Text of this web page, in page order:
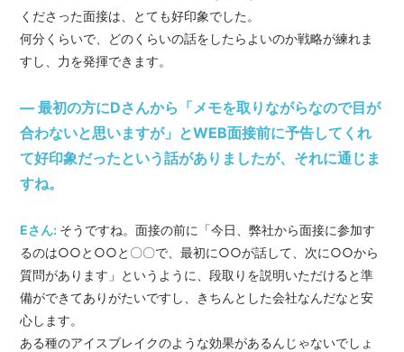
くださった面接は、とても好印象でした。
何分くらいで、どのくらいの話をしたらよいのか戦略が練れま
すし、力を発揮できます。
― 最初の方にDさんから「メモを取りながらなので目が
合わないと思いますが」とWEB面接前に予告してくれ
て好印象だったという話がありましたが、それに通じま
すね。
Eさん: そうですね。面接の前に「今日、弊社から面接に参加す
るのは○○と○○と〇〇で、最初に○○が話して、次に○○から
質問があります」というように、段取りを説明いただけると準
備ができてありがたいですし、きちんとした会社なんだなと安
心します。
ある種のアイスブレイクのような効果があるんじゃないでしょ